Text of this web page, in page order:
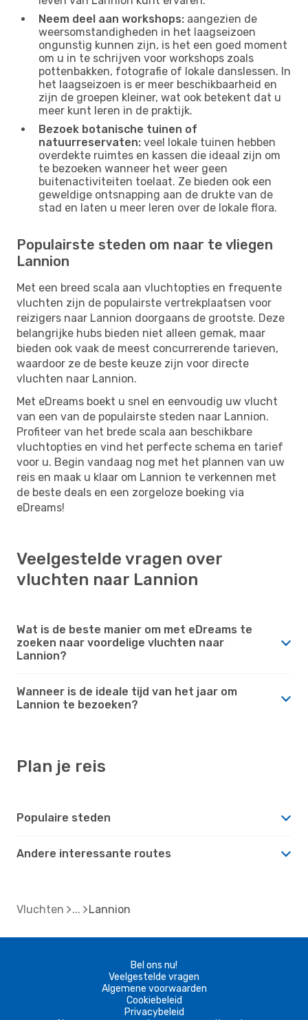
Neem deel aan workshops: aangezien de
weersomstandigheden in het laagseizoen
ongunstig kunnen zijn, is het een goed moment
om u in te schrijven voor workshops zoals
pottenbakken, fotografie of lokale danslessen. In
het laagseizoen is er meer beschikbaarheid en
zijn de groepen kleiner, wat ook betekent dat u
meer kunt leren in de praktijk.
Bezoek botanische tuinen of
natuurreservaten: veel lokale tuinen hebben
overdekte ruimtes en kassen die ideaal zijn om
te bezoeken wanneer het weer geen
buitenactiviteiten toelaat. Ze bieden ook een
geweldige ontsnapping aan de drukte van de
stad en laten u meer leren over de lokale flora.
Populairste steden om naar te vliegen
Lannion
Met een breed scala aan vluchtopties en frequente
vluchten zijn de populairste vertrekplaatsen voor
reizigers naar Lannion doorgaans de grootste. Deze
belangrijke hubs bieden niet alleen gemak, maar
bieden ook vaak de meest concurrerende tarieven,
waardoor ze de beste keuze zijn voor directe
vluchten naar Lannion.
Met eDreams boekt u snel en eenvoudig uw vlucht
van een van de populairste steden naar Lannion.
Profiteer van het brede scala aan beschikbare
vluchtopties en vind het perfecte schema en tarief
voor u. Begin vandaag nog met het plannen van uw
reis en maak u klaar om Lannion te verkennen met
de beste deals en een zorgeloze boeking via
eDreams!
Veelgestelde vragen over
vluchten naar Lannion
Wat is de beste manier om met eDreams te
zoeken naar voordelige vluchten naar
Lannion?
Wanneer is de ideale tijd van het jaar om
Lannion te bezoeken?
Plan je reis
Populaire steden
Andere interessante routes
Vluchten Lannion
Bel ons nu!
Veelgestelde vragen
Algemene voorwaarden
Cookiebeleid
Privacybeleid